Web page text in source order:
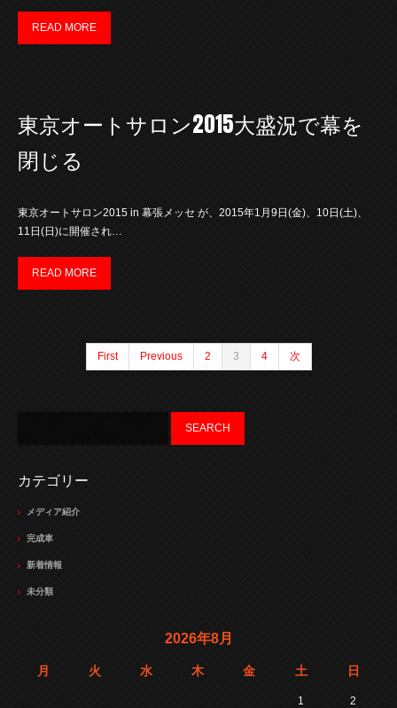
READ MORE
東京オートサロン2015大盛況で幕を
閉じる
東京オートサロン2015 in 幕張メッセ が、2015年1月9日(金)、10日(土)、
11日(日)に開催され…
READ MORE
First Previous 2 3 4 次
カテゴリー
メディア紹介
完成車
新着情報
未分類
2026年8月
月 火 水 木 金 土 日
1 2